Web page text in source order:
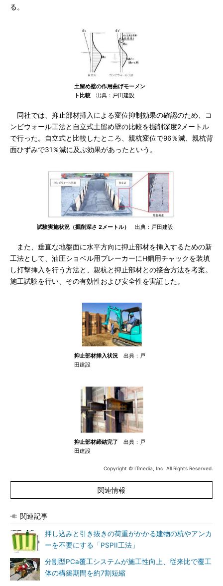
る。
土留め壁の作用曲げモーメン
ト比較 出典：戸田建設
同社では、抑止部材挿入による変位抑制効果の確認のため、コ
ンビウォール工法と自立式土留め壁の比較を掘削深度2メートル
で行った。自立式と比較したところ、親杭変位で96％減、親杭背
面ひずみで31％減に及ぶ効果があったという。
試験実施状況（掘削深さ 2メートル） 出典：戸田建設
また、垂直な地盤面に水平方向に抑止部材を挿入するための新
工法として、油圧ショベル用ブレーカーにH鋼用チャックを装填
し打撃挿入を行う方法と、親杭と抑止部材との接合方法を考案。
施工試験を行い、その有効性および安全性を実証した。
抑止部材挿入状況 出典：戸
田建設
抑止部材締結完了 出典：戸
田建設
Copyright © ITmedia, Inc. All Rights Reserved.
関連情報
関連記事
押し込みと引き抜きの荷重がかかる建物の杭やアンカ
ーを不要にする「PSPII工法」
分割型PCa覆工システムが施工性向上、従来比で覆工
体の構築期間を約7割短縮